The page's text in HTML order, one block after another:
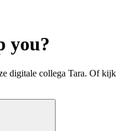
you?
digitale collega Tara. Of kijk